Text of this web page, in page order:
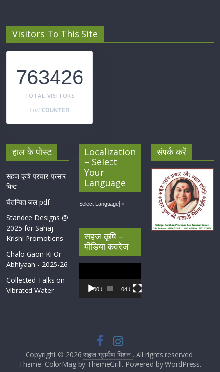
Visitors To This Site
763426
TOTAL VISITORS
हाल के पोस्ट
सहज कृषि प्रचार-प्रसार
किट
चैतन्यित जल pdf
Standee Designs @
2025 for Sahaj
Krishi Promotions
Chalo Gaon Ki Or
Abhiyaan - 2025-26
Collected Talks on
Vibrated Water
Localization
– Select
Your
Language
Select Language ▼
सहज कृषि –
मीडिया कवरेज
Player
00:00 04:07
संपर्क करें
Copyright © 2026सहज ग्रामीण मिशन . All rights reserved.
Theme: ColorMagby ThemeGrill. Powered by WordPress.